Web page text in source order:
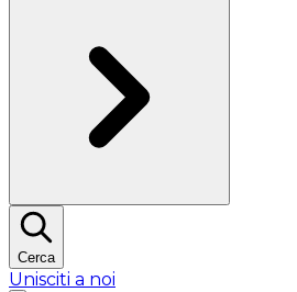
Cerca
Unisciti a noi